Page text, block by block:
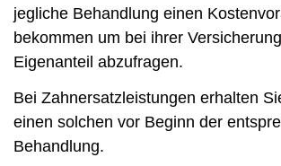
jegliche Behandlung einen
bekommen um bei ihrer
Eigenanteil abzufragen.
Bei Zahnersatzleistungen erhalten
einen solchen vor Beginn der
Behandlung.